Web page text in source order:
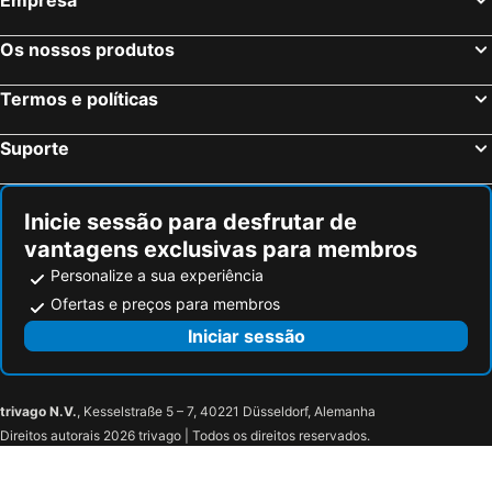
St. Jakob im Defereggental, bed and breakfasts
Comelico Superiore, bed and breakfasts
Mühlwald, bed and breakfasts
Borca di Cadore, bed and breakfasts
Assling, bed and breakfasts
Welsberg-Taisten, bed and breakfasts
Krimml, bed and breakfasts
Sauris, bed and breakfasts
Os nossos produtos
Termos e políticas
Suporte
Inicie sessão para desfrutar de
vantagens exclusivas para membros
Personalize a sua experiência
Ofertas e preços para membros
Iniciar sessão
trivago N.V., Kesselstraße 5 – 7, 40221 Düsseldorf, Alemanha
Direitos autorais 2026 trivago | Todos os direitos reservados.